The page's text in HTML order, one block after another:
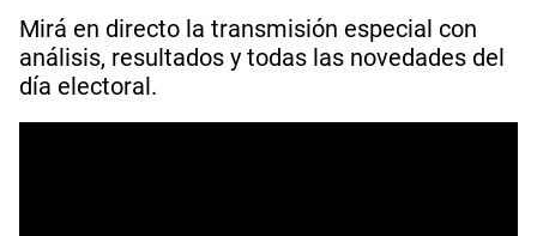
Mirá en directo la transmisión especial con
análisis, resultados y todas las novedades del
día electoral.